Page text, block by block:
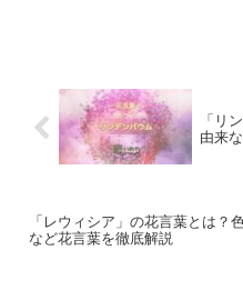
「リ
由来
「レウィシア」の花言葉とは？
など花言葉を徹底解説